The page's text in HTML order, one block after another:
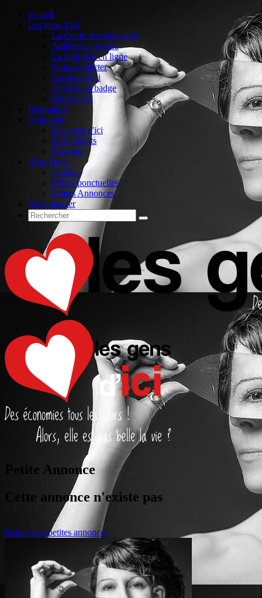
accueil
Les gens d’ici
La charte des gens d'ici
Adhérer au réseau
La boutique en ligne
Nous contacter
Les jeux d'ici
Vérifier un badge
Radio d'ici
Partenaires
Actualités
Des gens d'ici
Événements
Écologie
Bloc-Notes
Agenda
Offres ponctuelles
Petites Annonces
Se connecter
Petite Annonce
Cette annonce n'existe pas
Retour aux petites annonces